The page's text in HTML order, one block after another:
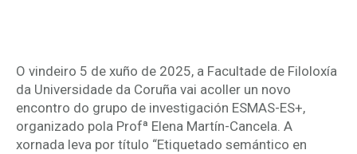
O vindeiro 5 de xuño de 2025, a Facultade de Filoloxía
da Universidade da Coruña vai acoller un novo
encontro do grupo de investigación ESMAS-ES+,
organizado pola Profª Elena Martín-Cancela. A
xornada leva por título “Etiquetado semántico en